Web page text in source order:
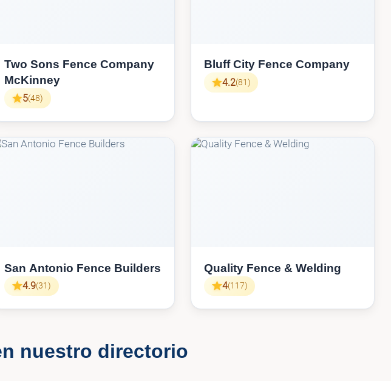
Two Sons Fence Company
McKinney
5(48)
Bluff City Fence Company
4.2(81)
San Antonio Fence Builders
4.9(31)
Quality Fence & Welding
4(117)
nuestro directorio